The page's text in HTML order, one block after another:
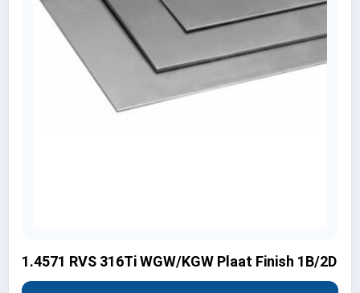
1.4571 RVS 316Ti WGW/KGW Plaat Finish 1B/2D